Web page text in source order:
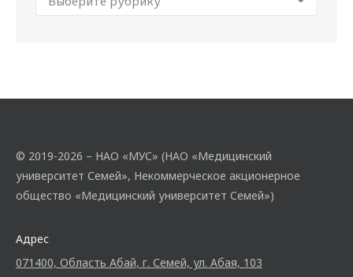
© 2019-2026 – НАО «МУС» (НАО «Медицинский
университет Семей», Некоммерческое акционерное
общество «Медицинский университет Семей»)
Адрес
071400, Область Абай, г. Семей, ул. Абая, 103